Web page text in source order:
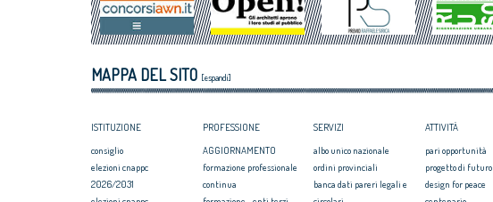
MAPPA DEL SITO [espandi]
ISTITUZIONE
consiglio
elezioni cnappc
2026/2031
PROFESSIONE
AGGIORNAMENTO
formazione professionale
continua
SERVIZI
albo unico nazionale
ordini provinciali
banca dati pareri legali e
ATTIVITÀ
pari opportunità
progetto di futuro
design for peace